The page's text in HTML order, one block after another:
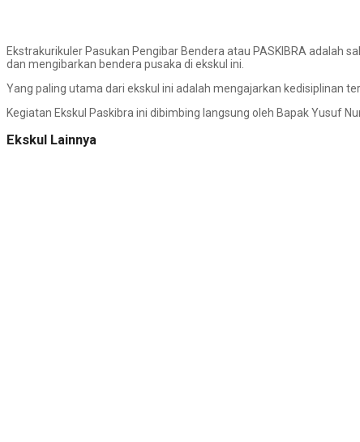
Ekstrakurikuler Pasukan Pengibar Bendera atau PASKIBRA adalah
dan mengibarkan bendera pusaka di ekskul ini.
Yang paling utama dari ekskul ini adalah mengajarkan kedisiplinan
Kegiatan Ekskul Paskibra ini dibimbing langsung oleh Bapak Yusuf
Ekskul Lainnya